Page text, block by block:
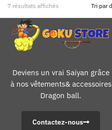
7 résultats affichés
Deviens un vrai Saiyan grâce
à nos vêtements& accessoires
Dragon ball.
Contactez-nous